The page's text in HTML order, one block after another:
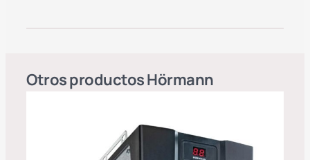
Otros productosHörmann